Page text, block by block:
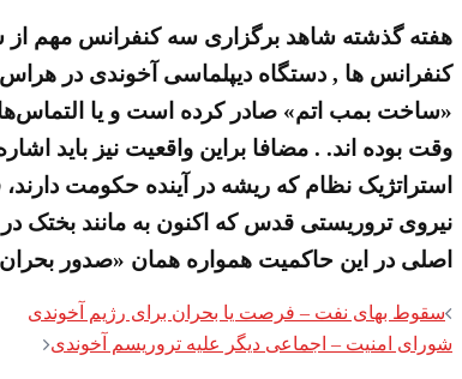
هفته گذشته شاهد برگزاری سه کنفرانس مهم
کنفرانس ها , دستگاه دیپلماسی آخوندی در هراس
«ساخت بمب اتم» صادر کرده است و یا
وقت بوده اند. . مضافا براین واقعیت نیز باید
استراتژیک نظام که ریشه در آینده حکومت
نیروی تروریستی قدس که اکنون به مانند بختک در
اصلی در این حاکمیت همواره همان «صدور
Post
سقوط بهای نفت – فرصت یا بحران برای رژیم آخوندی
شورای امنیت – اجماعی دیگر علیه تروریسم آخوندی